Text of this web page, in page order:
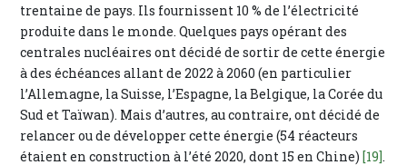
trentaine de pays. Ils fournissent 10 % de l’électricité
produite dans le monde. Quelques pays opérant des
centrales nucléaires ont décidé de sortir de cette énergie
à des échéances allant de 2022 à 2060 (en particulier
l’Allemagne, la Suisse, l’Espagne, la Belgique, la Corée du
Sud et Taïwan). Mais d’autres, au contraire, ont décidé de
relancer ou de développer cette énergie (54 réacteurs
étaient en construction à l’été 2020, dont 15 en Chine)[19].